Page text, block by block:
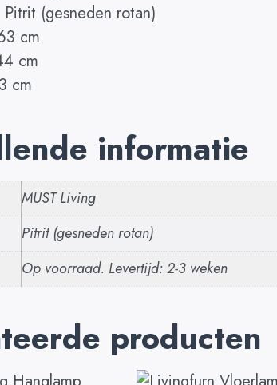
(gesneden rotan)
cm
cm
cm
informatie
MUST Living
Pitrit (gesneden rotan)
Op voorraad. Levertijd: 2-3 weken
producten